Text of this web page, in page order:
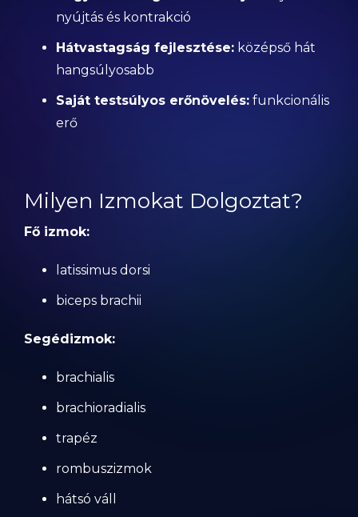
nyújtás és kontrakció
Hátvastagság fejlesztése: középső hát
hangsúlyosabb
Saját testsúlyos erőnövelés: funkcionális
erő
Milyen Izmokat Dolgoztat?
Fő izmok:
latissimus dorsi
biceps brachii
Segédizmok:
brachialis
brachioradialis
trapéz
rombuszizmok
hátsó váll